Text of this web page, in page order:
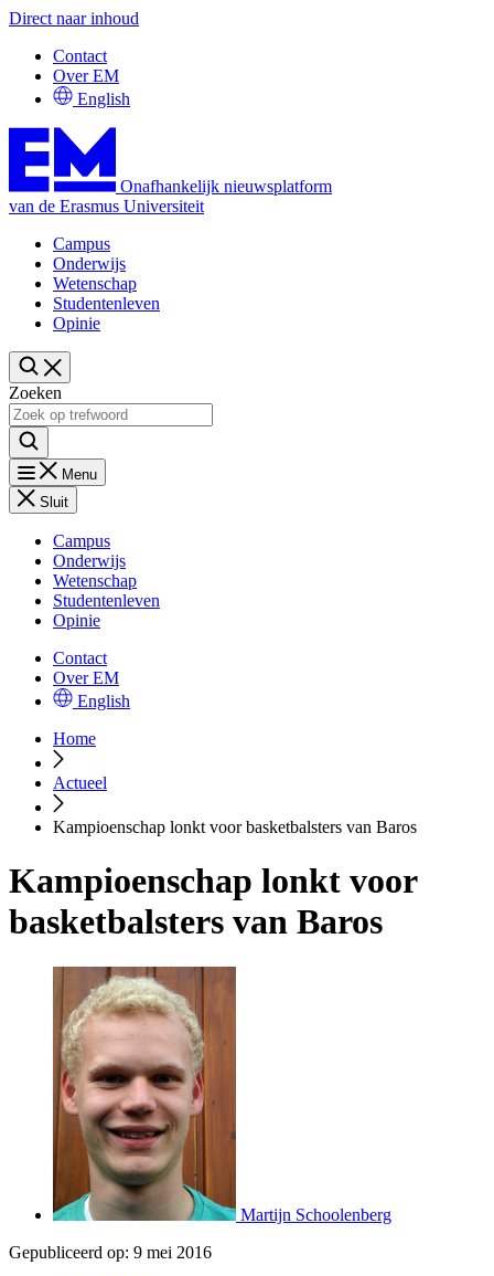
Direct naar inhoud
Contact
Over EM
English
Onafhankelijk nieuwsplatform
van de Erasmus Universiteit
Campus
Onderwijs
Wetenschap
Studentenleven
Opinie
Zoeken
Menu
Sluit
Campus
Onderwijs
Wetenschap
Studentenleven
Opinie
Contact
Over EM
English
Home
Actueel
Kampioenschap lonkt voor basketbalsters van Baros
Kampioenschap lonkt voor
basketbalsters van Baros
Martijn Schoolenberg
Gepubliceerd op: 9 mei 2016